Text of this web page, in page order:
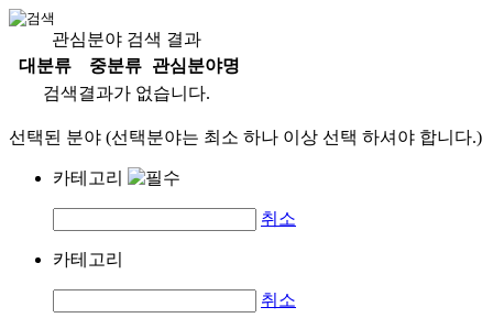
관심분야 검색 결과
대분류
중분류
관심분야명
검색결과가 없습니다.
선택된 분야 (선택분야는 최소 하나 이상 선택 하셔야 합니다.)
카테고리
취소
카테고리
취소